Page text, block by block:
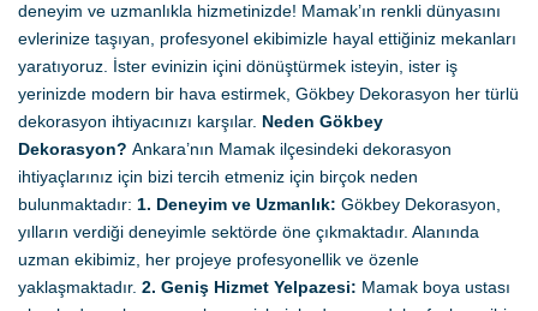
deneyim ve uzmanlıkla hizmetinizde! Mamak’ın renkli dünyasını
evlerinize taşıyan, profesyonel ekibimizle hayal ettiğiniz mekanları
yaratıyoruz. İster evinizin içini dönüştürmek isteyin, ister iş
yerinizde modern bir hava estirmek, Gökbey Dekorasyon her türlü
dekorasyon ihtiyacınızı karşılar. Neden Gökbey
Dekorasyon? Ankara’nın Mamak ilçesindeki dekorasyon
ihtiyaçlarınız için bizi tercih etmeniz için birçok neden
bulunmaktadır: 1. Deneyim ve Uzmanlık: Gökbey Dekorasyon,
yılların verdiği deneyimle sektörde öne çıkmaktadır. Alanında
uzman ekibimiz, her projeye profesyonellik ve özenle
yaklaşmaktadır. 2. Geniş Hizmet Yelpazesi: Mamak boya ustası